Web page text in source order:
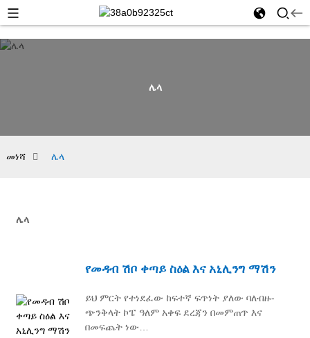
ሌላ
መነሻ ሌላ
ሌላ
የመዳብ ሽቦ ቀጣይ ስዕል እና አኒሊንግ ማሽን
ይህ ምርት የተነደፈው ከፍተኛ ፍጥነት ያለው ባለብዙ-
ጭንቅላት ኮፔ ዓለም አቀፍ ደረጃን በመምጠጥ እና
በመፍጨት ነው…